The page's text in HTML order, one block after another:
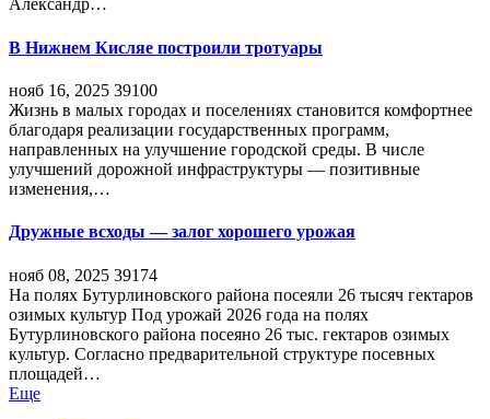
Александр…
В Нижнем Кисляе построили тротуары
нояб 16, 2025 39100
Жизнь в малых городах и поселениях становится комфортнее
благодаря реализации государственных программ,
направленных на улучшение городской среды. В числе
улучшений дорожной инфраструктуры — позитивные
изменения,…
Дружные всходы — залог хорошего урожая
нояб 08, 2025 39174
На полях Бутурлиновского района посеяли 26 тысяч гектаров
озимых культур Под урожай 2026 года на полях
Бутурлиновского района посеяно 26 тыс. гектаров озимых
культур. Согласно предварительной структуре посевных
площадей…
Еще